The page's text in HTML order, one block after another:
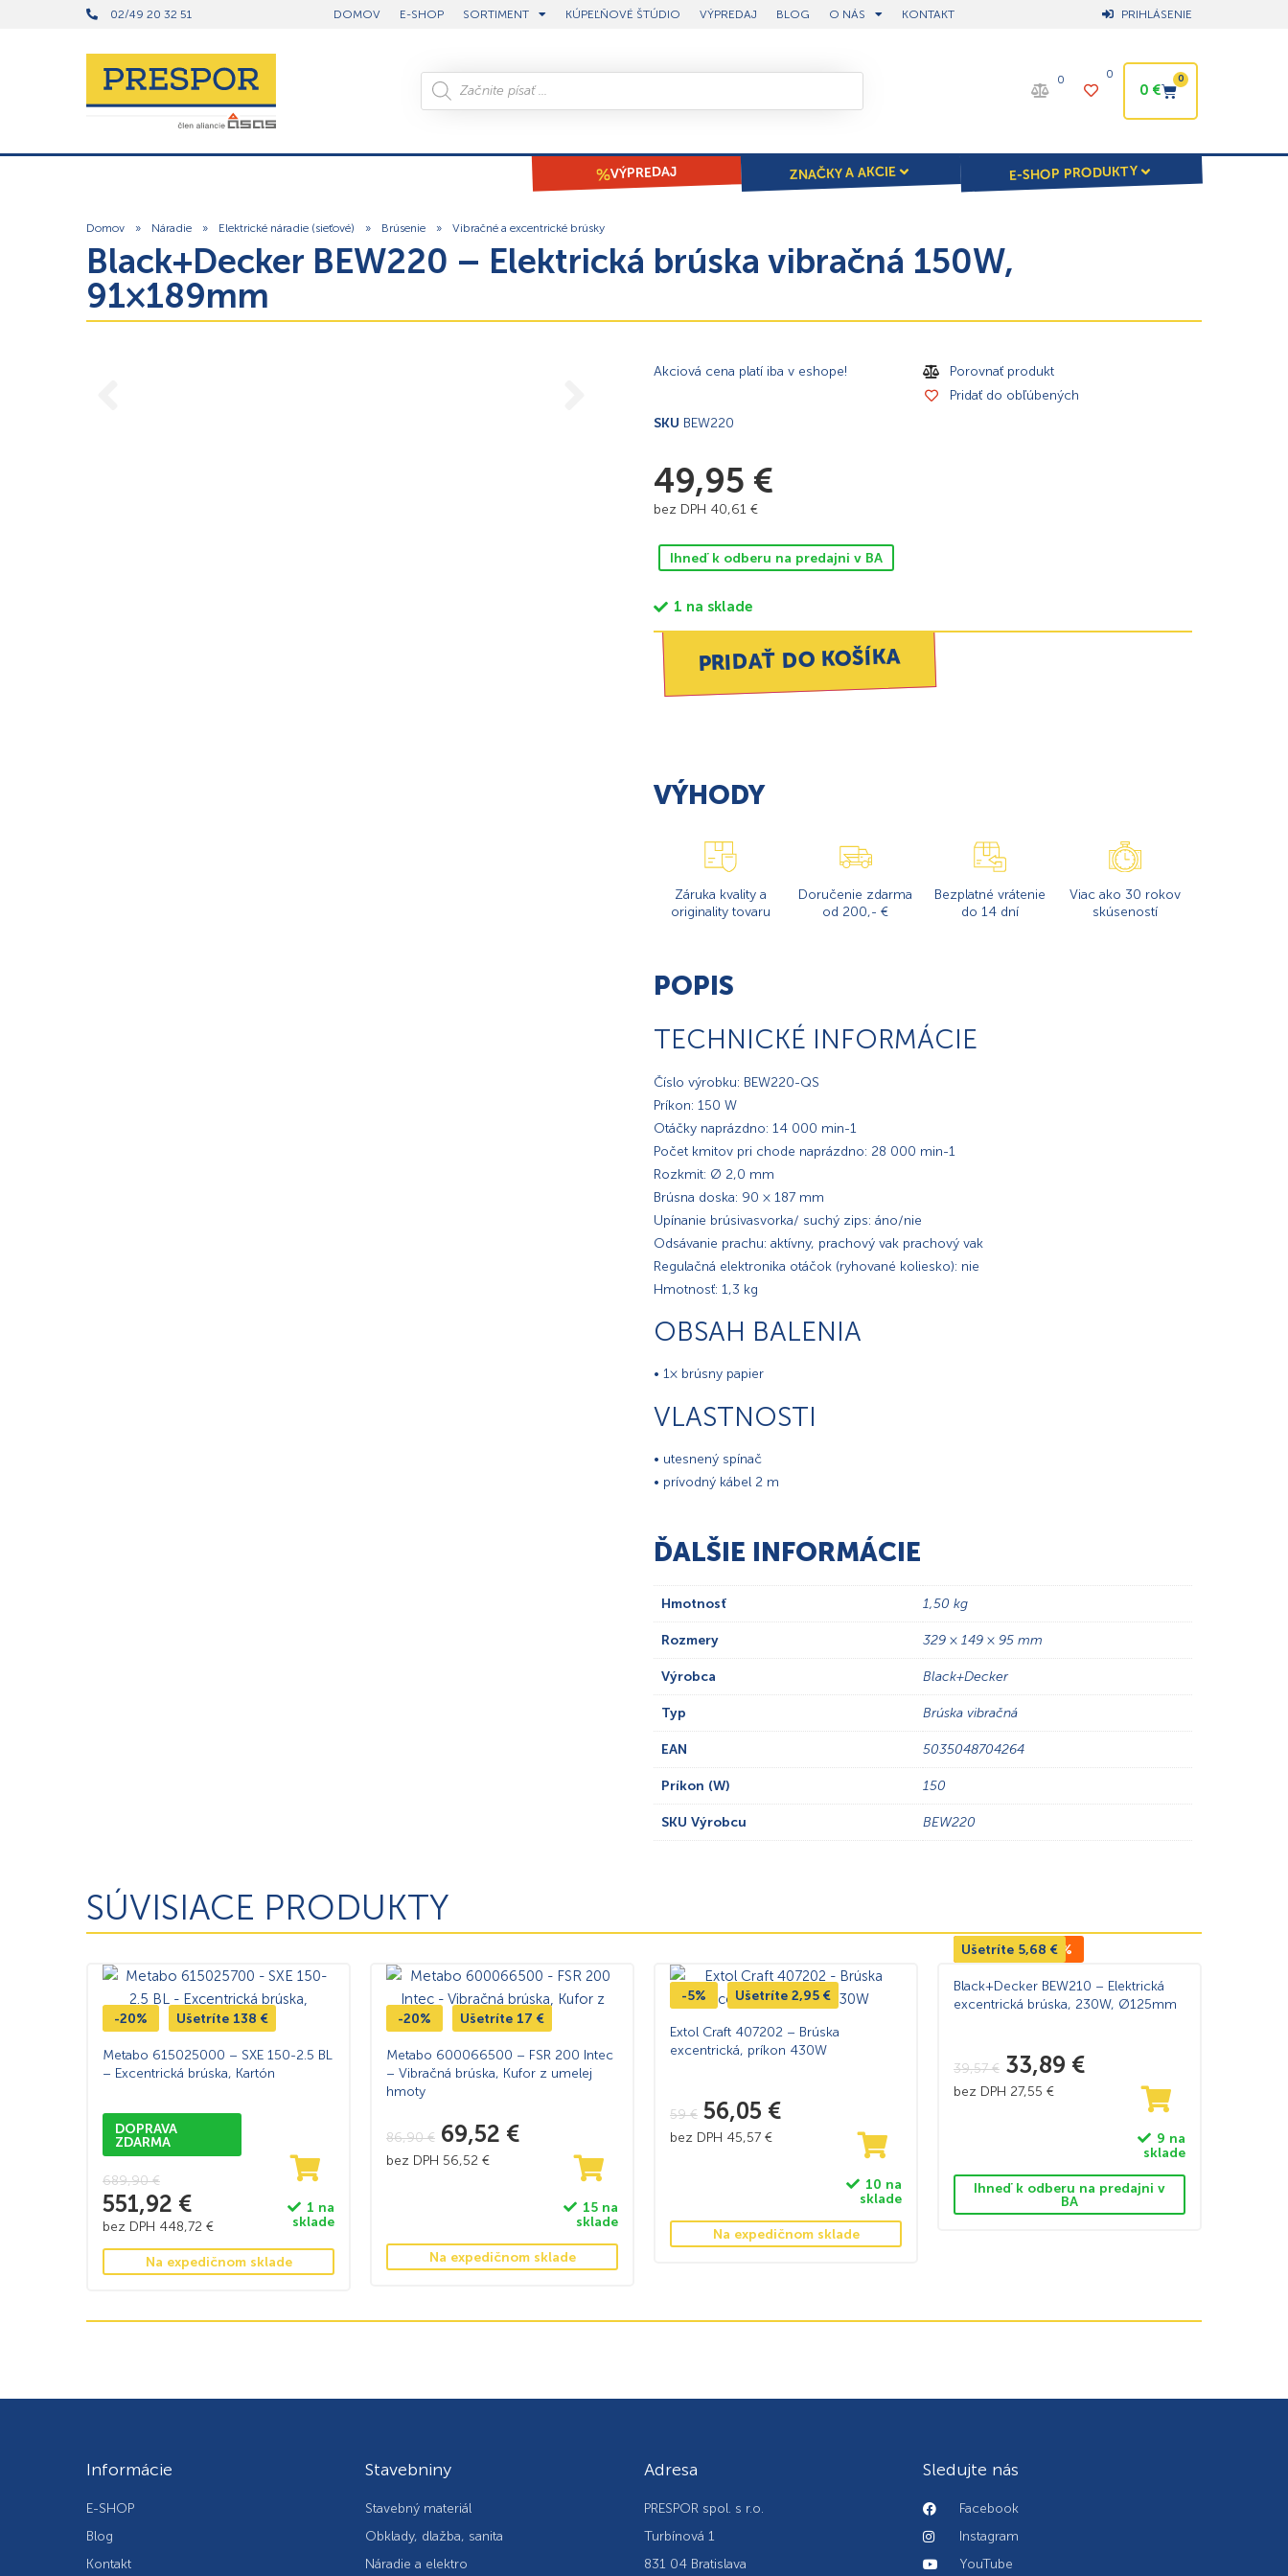
02/49 20 32 51 DOMOV E-SHOP SORTIMENT KÚPEĽŇOVÉ ŠTÚDIO VÝPREDAJ BLOG O NÁS KONTAKT PRIHLÁSENIE
0 0
0€
0
VÝPREDAJ ZNAČKY A AKCIE E-SHOP PRODUKTY
Domov » Náradie » Elektrické náradie (sieťové) » Brúsenie » Vibračné a excentrické brúsky
Black+Decker BEW220 – Elektrická brúska vibračná 150W,
91×189mm
Akciová cena platí iba v eshope!
SKU BEW220
Porovnať produkt
Pridať do obľúbených
49,95 €
bez DPH 40,61 €
Ihneď k odberu na predajni v BA
1 na sklade
PRIDAŤ DO KOŠÍKA
VÝHODY
Záruka kvality a
originality tovaru
Doručenie zdarma
od 200,- €
Bezplatné vrátenie
do 14 dní
Viac ako 30 rokov
skúseností
POPIS
TECHNICKÉ INFORMÁCIE
Číslo výrobku: BEW220-QS
Príkon: 150 W
Otáčky naprázdno: 14 000 min-1
Počet kmitov pri chode naprázdno: 28 000 min-1
Rozkmit: Ø 2,0 mm
Brúsna doska: 90 × 187 mm
Upínanie brúsivasvorka/ suchý zips: áno/nie
Odsávanie prachu: aktívny, prachový vak prachový vak
Regulačná elektronika otáčok (ryhované koliesko): nie
Hmotnosť: 1,3 kg
OBSAH BALENIA
• 1× brúsny papier
VLASTNOSTI
• utesnený spínač
• prívodný kábel 2 m
ĎALŠIE INFORMÁCIE
Hmotnosť 1,50 kg
Rozmery 329 × 149 × 95 mm
Výrobca Black+Decker
Typ Brúska vibračná
EAN 5035048704264
Príkon (W) 150
SKU Výrobcu BEW220
SÚVISIACE PRODUKTY
-20% Ušetríte 138 €
Metabo 615025000 – SXE 150-2.5 BL
– Excentrická brúska, Kartón
DOPRAVA
ZDARMA
689,90€
551,92 €
bez DPH 448,72 €
1 na
sklade
Na expedičnom sklade
-20% Ušetríte 17 €
Metabo 600066500 – FSR 200 Intec
– Vibračná brúska, Kufor z umelej
hmoty
86,90€ 69,52 €
bez DPH 56,52 €
15 na
sklade
Na expedičnom sklade
-5% Ušetríte 2,95 €
Extol Craft 407202 – Brúska
excentrická, príkon 430W
59€ 56,05 €
bez DPH 45,57 €
10 na
sklade
Na expedičnom sklade
TOP CENA -14%
Ušetríte 5,68 €
Black+Decker BEW210 – Elektrická
excentrická brúska, 230W, Ø125mm
39,57€ 33,89 €
bez DPH 27,55 €
9 na
sklade
Ihneď k odberu na predajni v
BA
Informácie
E-SHOP
Blog
Kontakt
Stavebniny
Stavebný materiál
Obklady, dlažba, sanita
Náradie a elektro
Adresa
PRESPOR spol. s r.o.
Turbínová 1
831 04 Bratislava
Sledujte nás
Facebook
Instagram
YouTube